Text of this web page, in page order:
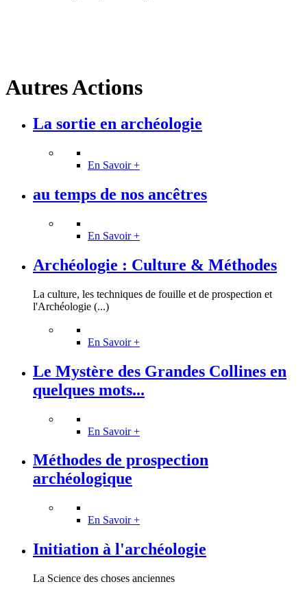
Autres Actions
La sortie en archéologie
En Savoir +
au temps de nos ancêtres
En Savoir +
Archéologie : Culture & Méthodes
La culture, les techniques de fouille et de prospection et
l'Archéologie (...)
En Savoir +
Le Mystère des Grandes Collines en
quelques mots...
En Savoir +
Méthodes de prospection
archéologique
En Savoir +
Initiation à l'archéologie
La Science des choses anciennes